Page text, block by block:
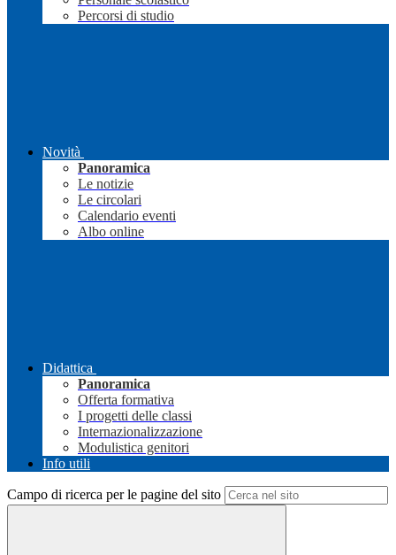
Percorsi di studio
Novità
Panoramica
Le notizie
Le circolari
Calendario eventi
Albo online
Didattica
Panoramica
Offerta formativa
I progetti delle classi
Internazionalizzazione
Modulistica genitori
Info utili
Campo di ricerca per le pagine del sito